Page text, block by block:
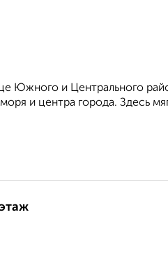
Южного и Центрального
и центра города. Здесь